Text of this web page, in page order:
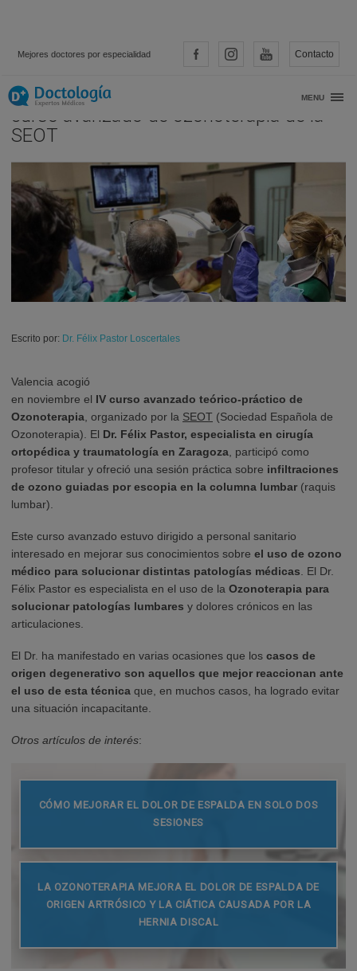
Mejores doctores por especialidad Contacto
MENU
El Dr. Félix Pastor, profesor en el IV
curso avanzado de ozonoterapia de la
SEOT
Escrito por: Dr. Félix Pastor Loscertales
Valencia acogió
en noviembre el IV curso avanzado teórico-práctico de
Ozonoterapia , organizado por la SEOT (Sociedad Española de
Ozonoterapia). El Dr. Félix Pastor, especialista en cirugía
ortopédica y traumatología en Zaragoza , participó como
profesor titular y ofreció una sesión práctica sobre infiltraciones
de ozono guiadas por escopia en la columna lumbar (raquis
lumbar).
Este curso avanzado estuvo dirigido a personal sanitario
interesado en mejorar sus conocimientos sobre el uso de ozono
médico para solucionar distintas patologías médicas . El Dr.
Félix Pastor es especialista en el uso de la Ozonoterapia para
solucionar patologías lumbares y dolores crónicos en las
articulaciones.
El Dr. ha manifestado en varias ocasiones que los casos de
origen degenerativo son aquellos que mejor reaccionan ante
el uso de esta técnica que, en muchos casos, ha logrado evitar
una situación incapacitante.
Otros artículos de interés:
CÓMO MEJORAR EL DOLOR DE ESPALDA EN SOLO DOS
SESIONES
LA OZONOTERAPIA MEJORA EL DOLOR DE ESPALDA DE
ORIGEN ARTRÓSICO Y LA CIÁTICA CAUSADA POR LA
HERNIA DISCAL